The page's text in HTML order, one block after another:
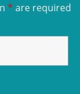
* are required